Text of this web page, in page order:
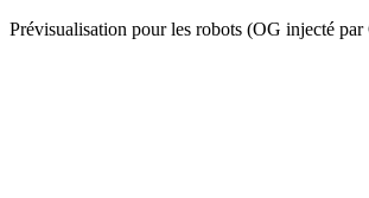
Prévisualisation pour les robots (OG injecté